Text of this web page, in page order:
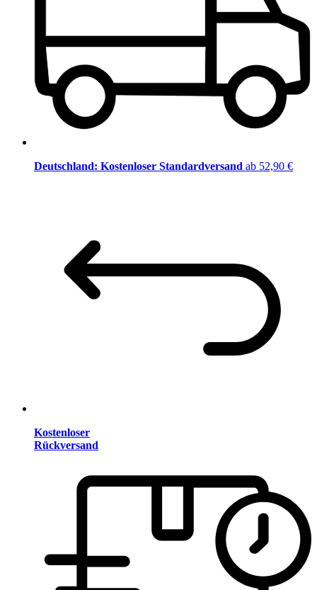
Deutschland: Kostenloser Standardversand ab 52,90 €
Kostenloser
Rückversand